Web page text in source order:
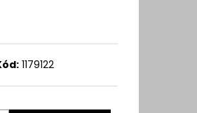
1179122